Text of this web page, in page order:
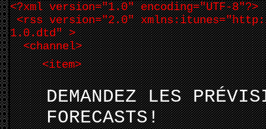
<?xml version="1.0" encoding="UTF-8"?>
<rss version="2.0"
1.0.dtd" >
<channel>
<item>
DEMANDEZ LES
FORECASTS!